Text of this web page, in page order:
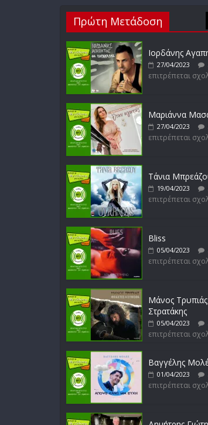
Πρώτη Μετάδοση
Ιορδάνης
27/04/2023
επιτρέπεται
Μαριάννα
27/04/2023
επιτρέπεται
Τάνια
19/04/2023
επιτρέπεται
Bliss
05/04/2023
επιτρέπεται
Μάνος
Στρατάκης
05/04/2023
επιτρέπεται
Βαγγέλης
01/04/2023
επιτρέπεται